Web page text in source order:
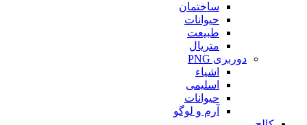
ساختمان
حیوانات
طبیعت
متریال
دوربری PNG
اشیاء
اسلیمی
حیوانات
آرم و لوگو